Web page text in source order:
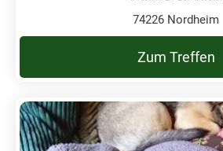
74226 Nordheim
Zum Treffen